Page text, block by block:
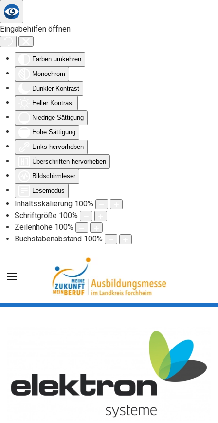
Eingabehilfen öffnen
Farben umkehren
Monochrom
Dunkler Kontrast
Heller Kontrast
Niedrige Sättigung
Hohe Sättigung
Links hervorheben
Überschriften hervorheben
Bildschirmleser
Lesemodus
Inhaltsskalierung 100%
Schriftgröße 100%
Zeilenhöhe 100%
Buchstabenabstand 100%
Zum Hauptinhalt springen